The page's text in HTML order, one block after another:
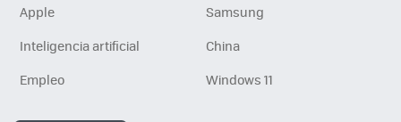
Apple
Samsung
Inteligencia artificial
China
Empleo
Windows 11